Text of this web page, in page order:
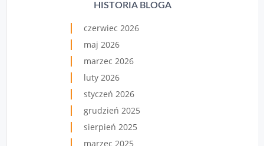
HISTORIA BLOGA
czerwiec 2026
maj 2026
marzec 2026
luty 2026
styczeń 2026
grudzień 2025
sierpień 2025
marzec 2025